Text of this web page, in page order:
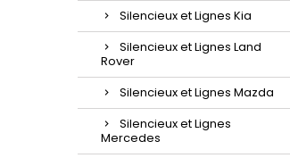
Silencieux et Lignes Kia
Silencieux et Lignes Land
Rover
Silencieux et Lignes Mazda
Silencieux et Lignes
Mercedes